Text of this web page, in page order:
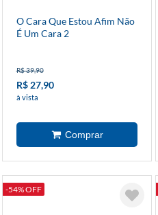
O Cara Que Estou Afim Não
É Um Cara 2
R$ 39,90
R$ 27,90
à vista
-54% OFF